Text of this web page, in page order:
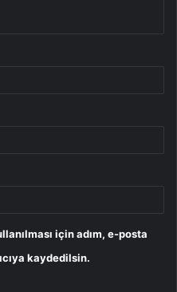
için adım, e-posta
kaydedilsin.